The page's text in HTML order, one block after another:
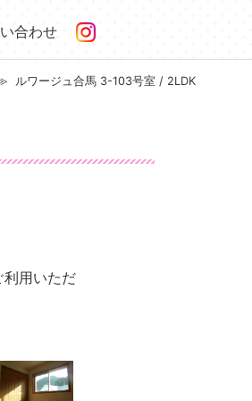
合わせ
ルワージュ合馬 3-103号室 / 2LDK
用いただ